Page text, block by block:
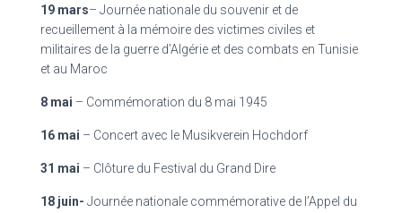
19 mars– Journée nationale du souvenir et de
recueillement à la mémoire des victimes civiles et
militaires de la guerre d’Algérie et des combats en Tunisie
et au Maroc
8 mai – Commémoration du 8 mai 1945
16 mai – Concert avec le Musikverein Hochdorf
31 mai – Clôture du Festival du Grand Dire
18 juin- Journée nationale commémorative de l’Appel du